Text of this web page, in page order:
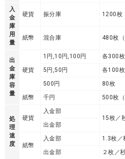
入
金
庫
用
量
硬貨 振分庫 1200枚
紙幣 混合庫 480枚（
出
金
庫
容
量
硬貨
1円,10円,100円
各300枚
5円,50円
各100枚
500円
80枚
紙幣
千円 500枚（
処
理
速
度
硬貨
入金部
15枚／
出金部
紙幣
入金部
1.3枚／
出金部
２枚／